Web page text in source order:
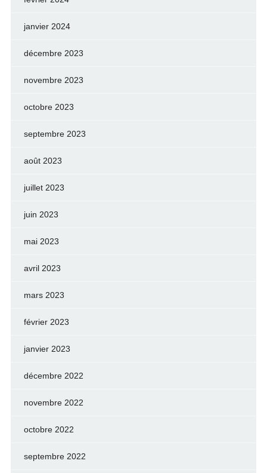
janvier 2024
décembre 2023
novembre 2023
octobre 2023
septembre 2023
août 2023
juillet 2023
juin 2023
mai 2023
avril 2023
mars 2023
février 2023
janvier 2023
décembre 2022
novembre 2022
octobre 2022
septembre 2022